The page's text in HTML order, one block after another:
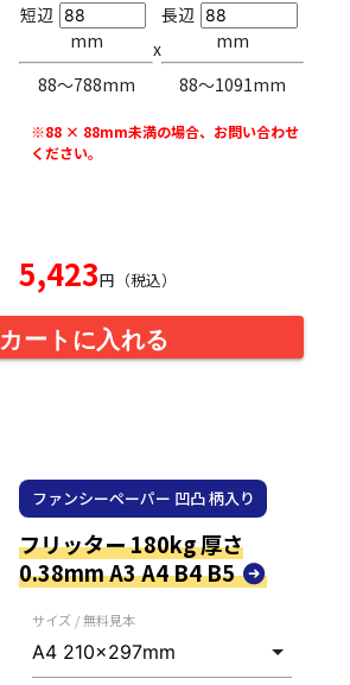
短辺
mm
88〜788mm
x
長辺
mm
88〜1091mm
※88 × 88mm未満の場合、お問い合わせ
ください。
5,423円（税込）
カートに入れる
ファンシーペーパー 凹凸 柄入り
フリッター 180kg 厚さ
0.38mm A3 A4 B4 B5
サイズ / 無料見本